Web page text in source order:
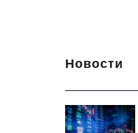
Новости